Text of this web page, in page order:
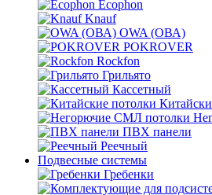
Ecophon
Knauf
OWA (ОВА)
POKROVER
Rockfon
Грильято
Кассетный
ПВХ панели
Реечный
Подвесные системы
Гребенки